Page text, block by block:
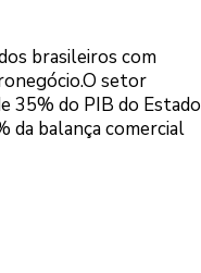
brasileiros com
setor
35% do PIB do Estado
da balança comercial